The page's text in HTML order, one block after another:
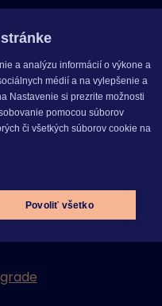
a analýzu informácií o výkone a
médií a na vylepšenie a
Nastavenie si prezrite možnosti
pomocou súborov
či všetkých súborov cookie na
Povoliť všetko